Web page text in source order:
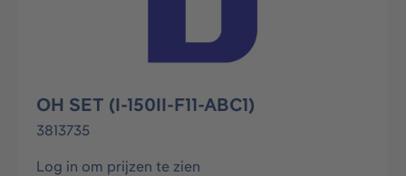
OH SET (I-150II-F11-ABC1)
3813735
Log in om prijzen te zien